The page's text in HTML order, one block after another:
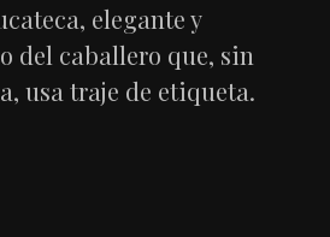
elegante y
del caballero que, sin
usa traje de etiqueta.